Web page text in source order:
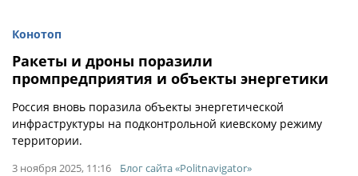
Конотоп
Ракеты и дроны поразили
промпредприятия и объекты энергетики
Россия вновь поразила объекты энергетической
инфраструктуры на подконтрольной киевскому режиму
территории.
3 ноября 2025, 11:16 Блог сайта «Politnavigator»